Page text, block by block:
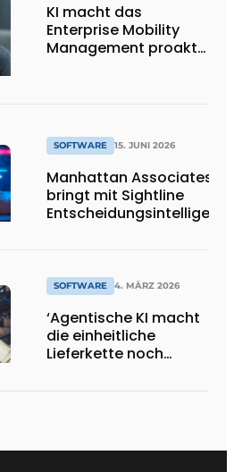
KI macht das
Enterprise Mobility
Management proaktiv
SOFTWARE 15. JUNI 2026
Manhattan Associates
bringt mit Sightline
Entscheidungsintelligenz
SOFTWARE 4. MÄRZ 2026
‘Agentische KI macht
die einheitliche
Lieferkette noch